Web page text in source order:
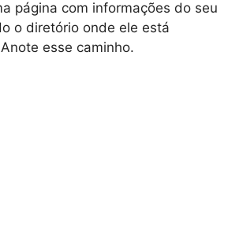
página com informações do seu
o diretório onde ele está
esse caminho.